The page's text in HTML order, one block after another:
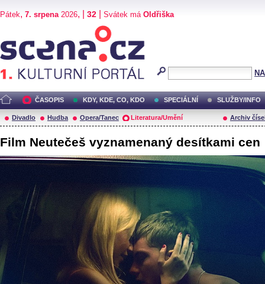
Pátek, 7. srpena2026, | 32 Svátek má Oldřiška
ČASOPIS KDY, KDE, CO, KDO SPECIÁLNÍ SLUŽBY/INFO
Divadlo Hudba Opera/Tanec Literatura/Umění Archiv
Film Neutečeš vyznamenaný desítkami cen